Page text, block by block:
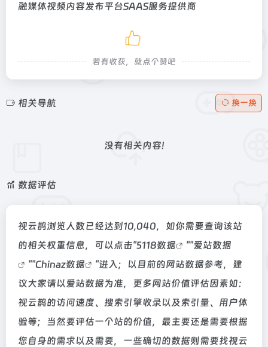
融媒体视频内容发布平台SAAS服务提供商
若有收获，就点个赞吧
相关导航 换一换
没有相关内容!
数据评估
视云鹊浏览人数已经达到10,040，如你需要查询该站
的相关权重信息，可以点击"5118数据 ""爱站数据
""Chinaz数据
"进入；以目前的网站数据参考，建
议大家请以爱站数据为准，更多网站价值评估因素如：
视云鹊的访问速度、搜索引擎收录以及索引量、用户体
验等；当然要评估一个站的价值，最主要还是需要根据
您自身的需求以及需要，一些确切的数据则需要找视云